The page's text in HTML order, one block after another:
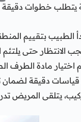
يتطلب خطوات
الطبيب بتقييم
الانتظار حتى يلتئم
اختيار مادة الطرف
قياسات دقيقة
يتلقى المريض